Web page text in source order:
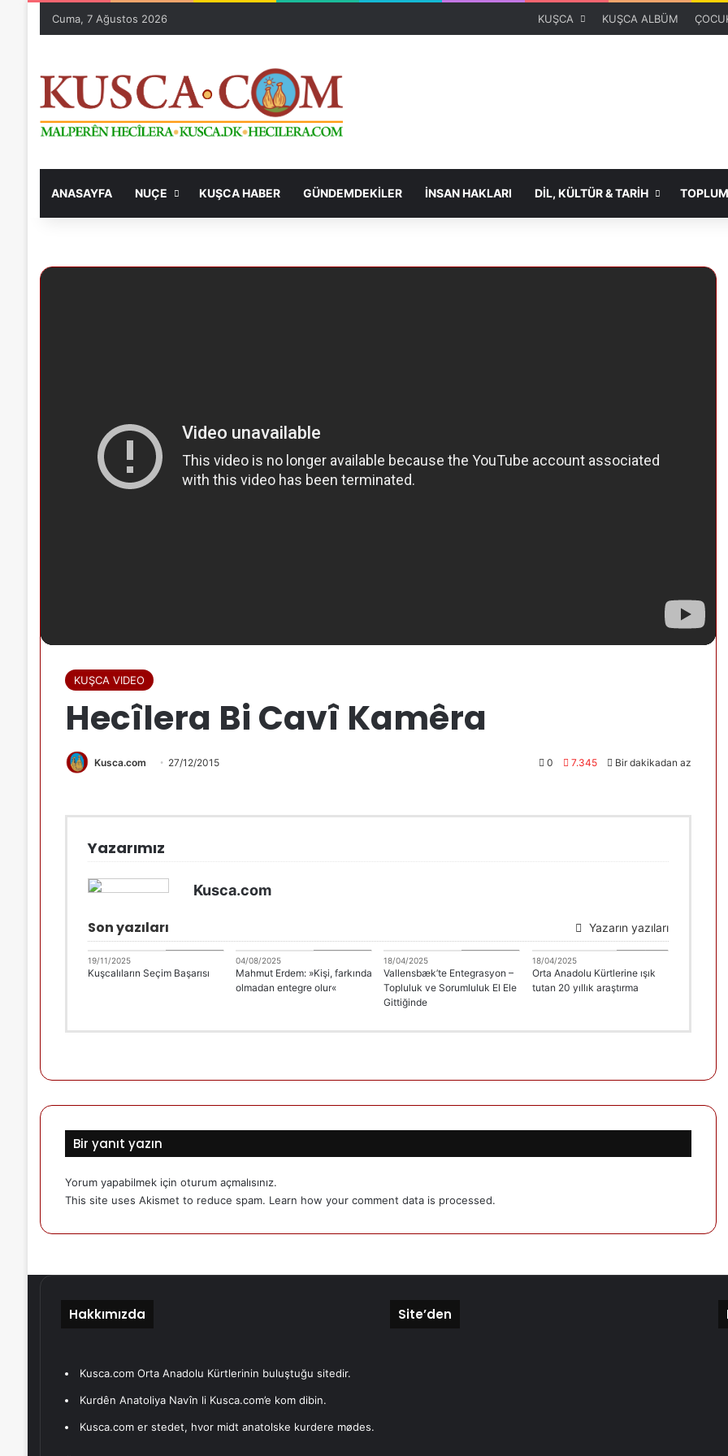
Cuma, 7 Ağustos 2026 KUŞCA KUŞCA ALBÜM
ANASAYFA NUÇE KUŞCA HABER GÜNDEMDEKİLER İNSAN HAKLARI DİL, KÜLTÜR & TARİH
KUŞCA VIDEO
Hecîlera Bi Cavî Kamêra
Kusca.com 27/12/2015 0 7.345 Bir dakikadan az
Yazarımız
Kusca.com
Son yazıları Yazarın yazıları
DANİMARKA
19/11/2025
Kuşcalıların Seçim Başarısı
DANİMARKA
04/08/2025
Mahmut Erdem: »Kişi, farkında
olmadan entegre olur«
DANİMARKA
18/04/2025
Vallensbæk’te Entegrasyon –
Topluluk ve Sorumluluk El Ele
Gittiğinde
Erdal Çolak
18/04/2025
Orta Anadolu Kürtlerine ışık
tutan 20 yıllık araştırma
Bir yanıt yazın
Yorum yapabilmek için oturum açmalısınız.
This site uses Akismet to reduce spam. Learn how your comment data is processed.
Hakkımızda
Kusca.com Orta Anadolu Kürtlerinin buluştuğu sitedir.
Kurdên Anatoliya Navîn li Kusca.com’e kom dibin.
Kusca.com er stedet, hvor midt anatolske kurdere mødes.
Site’den